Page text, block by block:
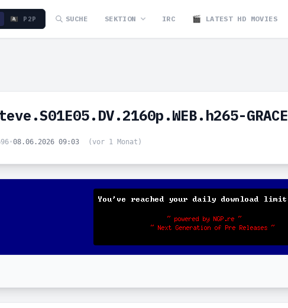
🏴‍☠️ P2P SUCHE SEKTION IRC 🎬 LATEST HD MOVIES
GRACE
•08.06.2026 09:03 (vor 1 Monat)